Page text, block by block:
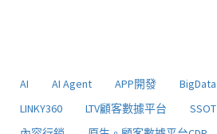
AI AI Agent APP開發 BigData
LINKY360
LTV顧客數據平台 SSOT